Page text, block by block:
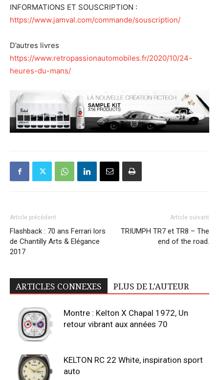
INFORMATIONS ET SOUSCRIPTION :
https://www.jamval.com/commande/souscription/
D’autres livres
https://www.retropassionautomobiles.fr/2020/10/24-
heures-du-mans/
Article précédent
Flashback : 70 ans Ferrari lors
de Chantilly Arts & Elégance
2017
Article suivant
TRIUMPH TR7 et TR8 – The
end of the road.
ARTICLES CONNEXES PLUS DE L'AUTEUR
Montre : Kelton X Chapal 1972, Un
retour vibrant aux années 70
KELTON RC 22 White, inspiration sport
auto